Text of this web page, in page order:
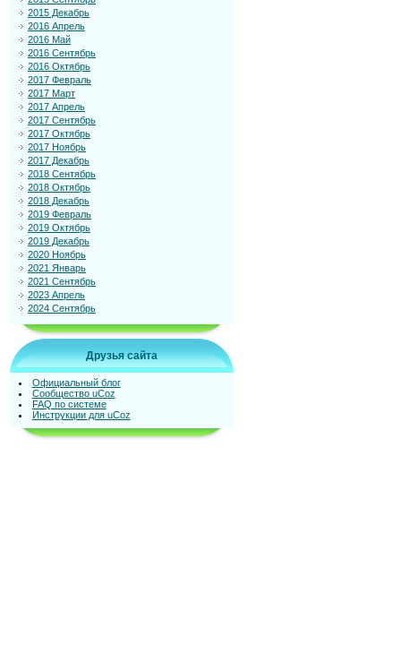
2015 Декабрь
2016 Апрель
2016 Май
2016 Сентябрь
2016 Октябрь
2017 Февраль
2017 Март
2017 Апрель
2017 Сентябрь
2017 Октябрь
2017 Ноябрь
2017 Декабрь
2018 Сентябрь
2018 Октябрь
2018 Декабрь
2019 Февраль
2019 Октябрь
2019 Декабрь
2020 Ноябрь
2021 Январь
2021 Сентябрь
2023 Апрель
2024 Сентябрь
Друзья сайта
Официальный блог
Сообщество uCoz
FAQ по системе
Инструкции для uCoz